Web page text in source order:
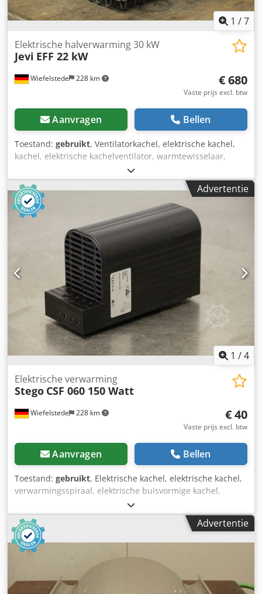
1 /7
Wiefelstede 228 km
Elektrische halverwarming 30 kW
Jevi EFF 22 kW
€ 680
Vaste prijs excl. btw
Aanvragen Bellen
Toestand: gebruikt, Ventilatorkachel, elektrische kachel,
kachel, elektrische kachelventilator, warmtewisselaar,
luchtverwarmer, luchtverwarmer, buisluchtverwarmer,
buisluchtverwarmer -JEVi .: 21022588 -Type: EFF -zonder:
complete behuizing, zie foto's Dodjfixa Ijpfx Alreck -Mogen:
22 kW -Voltage: 3 x 400 V -Afmetingen: 440/300/H400 mm -
Gewicht: 18 kg
Advertentie
1 /4
Wiefelstede 228 km
Elektrische verwarming
Stego CSF 060 150 Watt
€ 40
Vaste prijs excl. btw
Aanvragen Bellen
Toestand: gebruikt, Elektrische kachel, elektrische kachel,
verwarmingsspiraal, elektrische buisvormige kachel,
aanraakbare halfgeleiderverwarmer,
schakelkastverwarmer -Fabrikant: Stego, schakelkast
verwarming -Type: CSF 060 Dodpfx Aef Rluqolrsck -Power:
150 watt -Voltage: 120-240 V -Afmetingen: 150/60/H90 mm -
Gewicht: 0.4 kg
Advertentie